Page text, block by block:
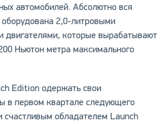
автомобилей. Абсолютно вся
2,0-литровыми
двигателями, которые вырабатывают
Ньютон метра максимального
Edition одержать свои
в первом квартале следующего
счастливым обладателем Launch